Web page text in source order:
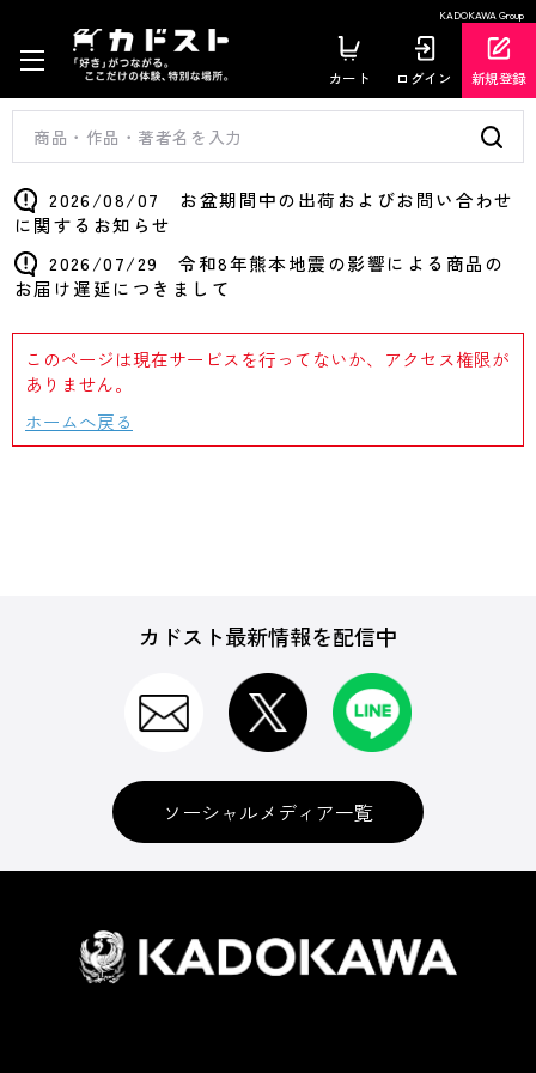
KADOKAWA Group
カート ログイン 新規登録
2026/08/07 お盆期間中の出荷およびお問い合わせ
に関するお知らせ
2026/07/29 令和8年熊本地震の影響による商品の
お届け遅延につきまして
このページは現在サービスを行ってないか、アクセス権限が
ありません。
ホームへ戻る
カドスト最新情報を配信中
ソーシャルメディア一覧